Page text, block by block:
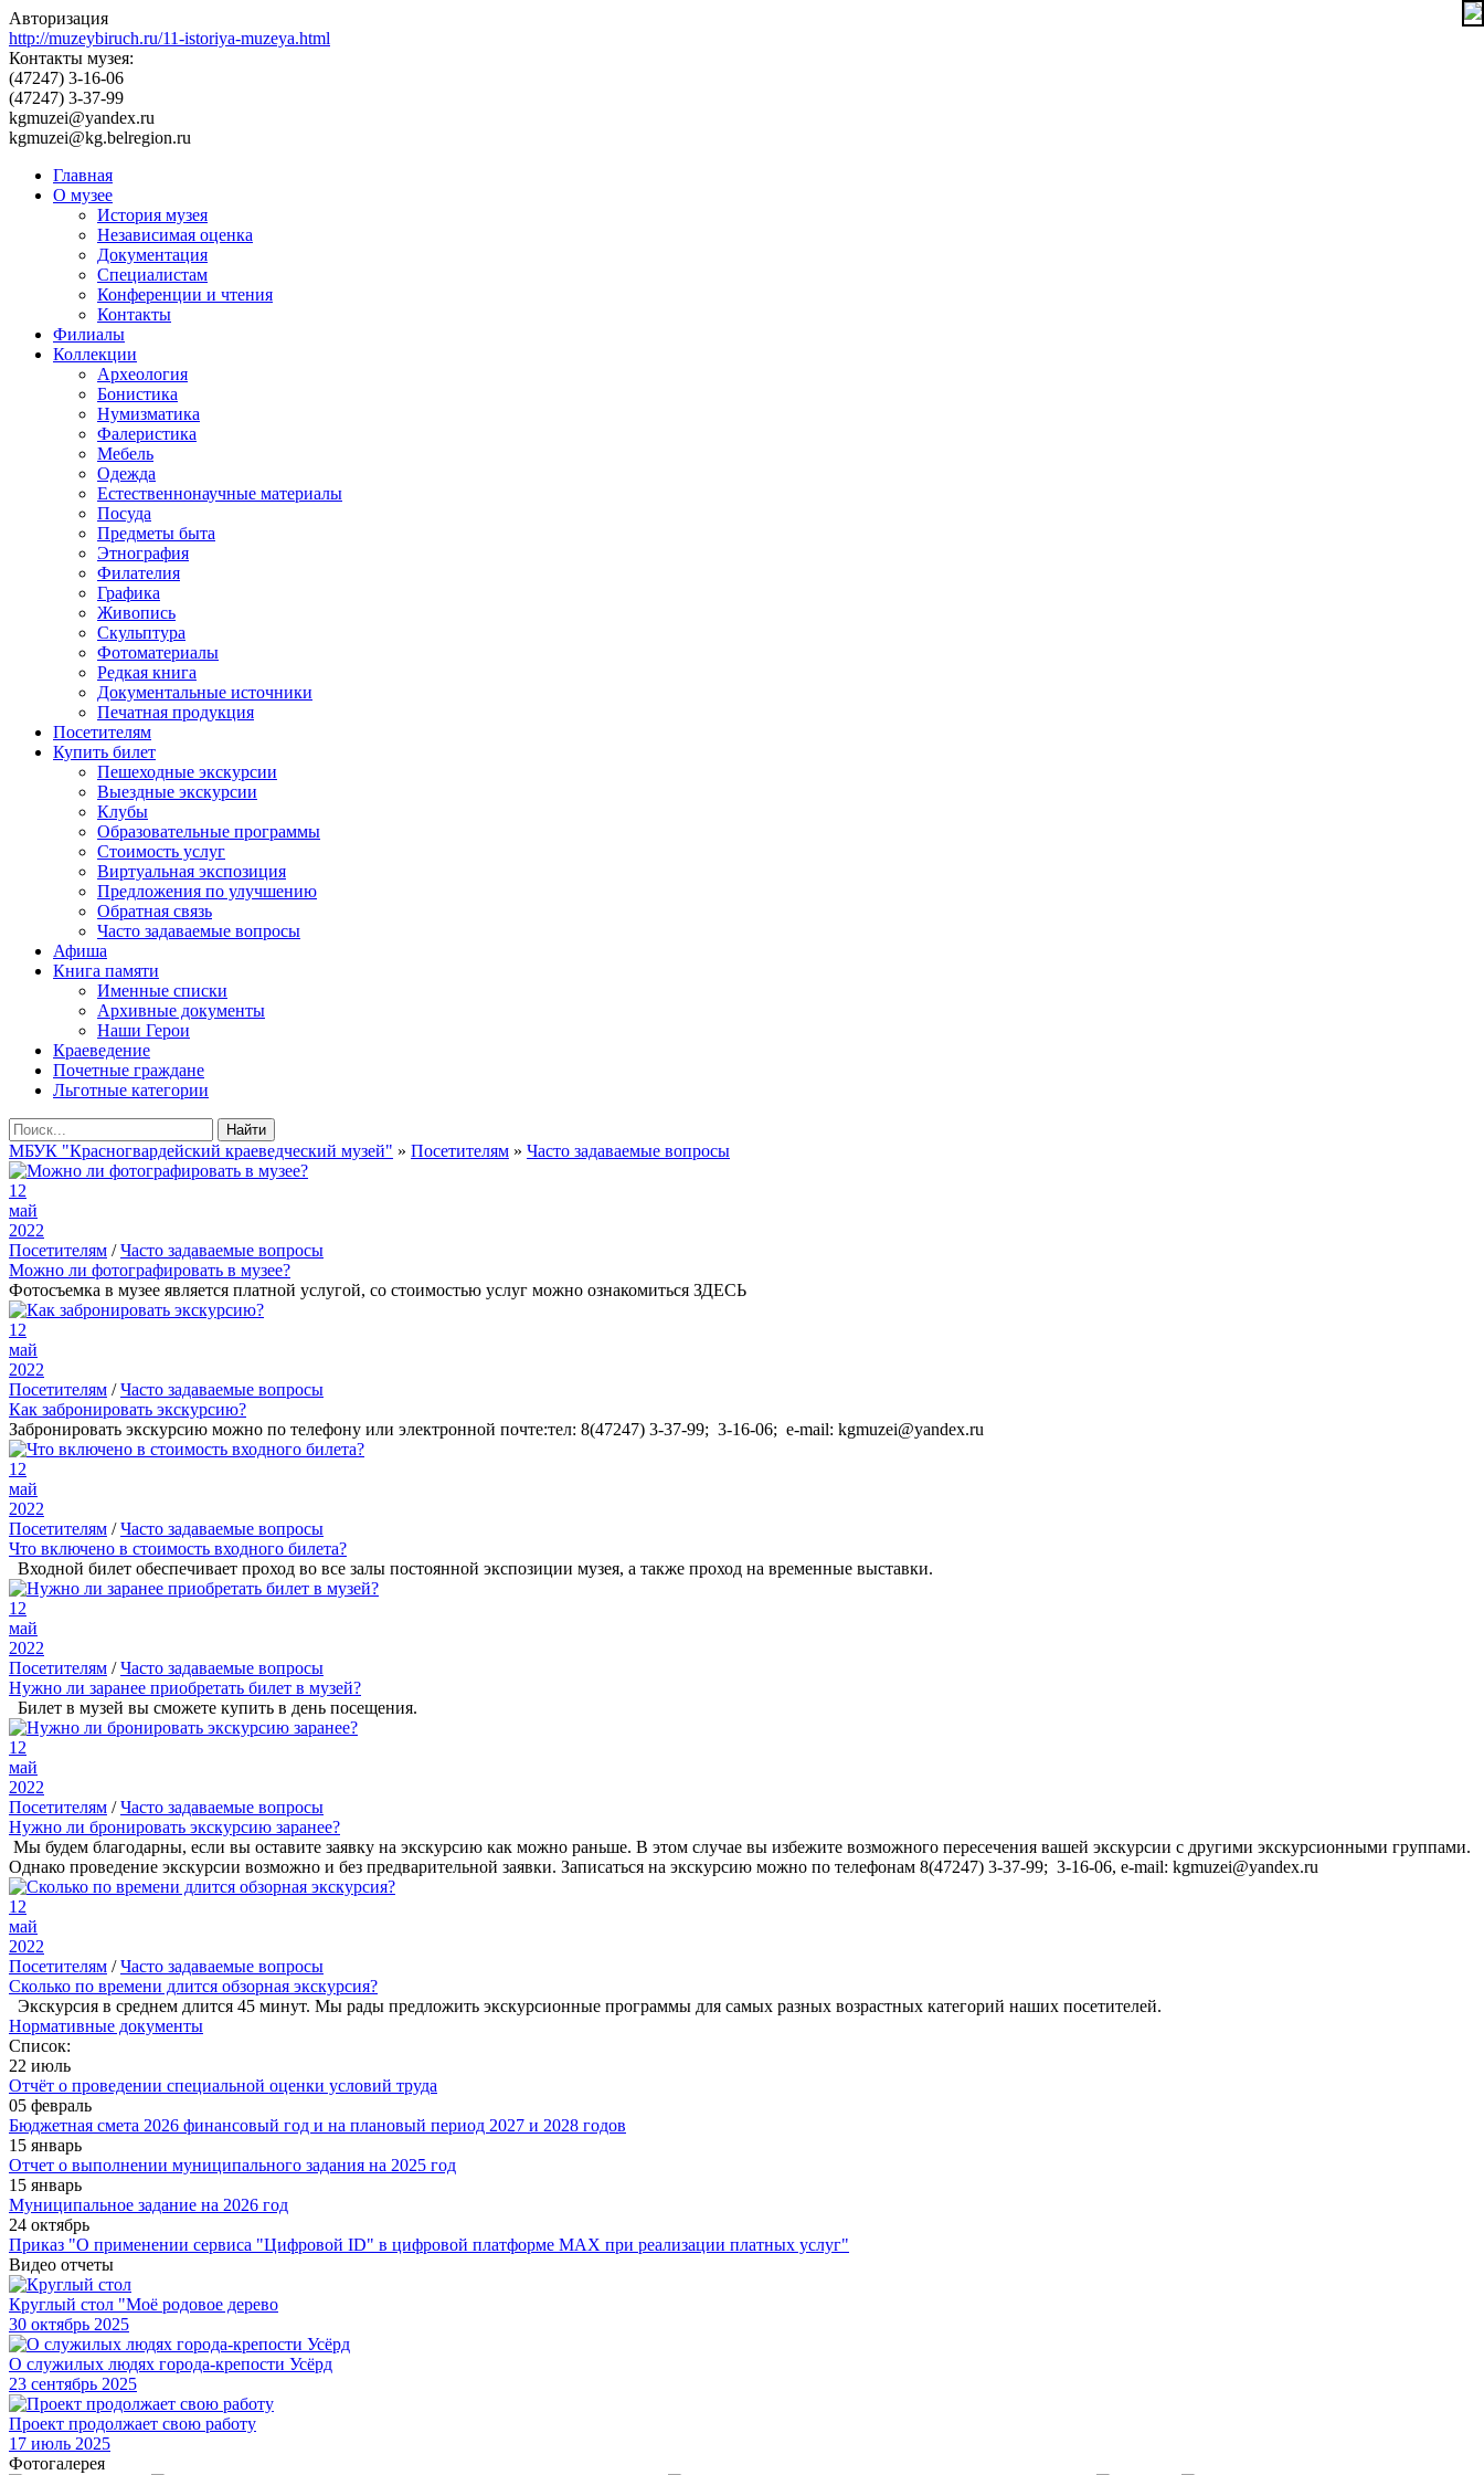
Авторизация
http://muzeybiruch.ru/11-istoriya-muzeya.html
Контакты музея:
(47247) 3-16-06
(47247) 3-37-99
kgmuzei@yandex.ru
kgmuzei@kg.belregion.ru
Главная
О музее
История музея
Независимая оценка
Документация
Специалистам
Конференции и чтения
Контакты
Филиалы
Коллекции
Археология
Бонистика
Нумизматика
Фалеристика
Мебель
Одежда
Естественнонаучные материалы
Посуда
Предметы быта
Этнография
Филателия
Графика
Живопись
Скульптура
Фотоматериалы
Редкая книга
Документальные источники
Печатная продукция
Посетителям
Купить билет
Пешеходные экскурсии
Выездные экскурсии
Клубы
Образовательные программы
Стоимость услуг
Виртуальная экспозиция
Предложения по улучшению
Обратная связь
Часто задаваемые вопросы
Афиша
Книга памяти
Именные списки
Архивные документы
Наши Герои
Краеведение
Почетные граждане
Льготные категории
Найти
МБУК "Красногвардейский краеведческий музей" » Посетителям » Часто задаваемые вопросы
12
май
2022
Посетителям /Часто задаваемые вопросы
Можно ли фотографировать в музее?
Фотосъемка в музее является платной услугой, со стоимостью услуг можно ознакомиться ЗДЕСЬ
12
май
2022
Посетителям /Часто задаваемые вопросы
Как забронировать экскурсию?
Забронировать экскурсию можно по телефону или электронной почте:тел: 8(47247) 3-37-99; 3-16-06; e-mail: kgmuzei@yandex.ru
12
май
2022
Посетителям /Часто задаваемые вопросы
Что включено в стоимость входного билета?
Входной билет обеспечивает проход во все залы постоянной экспозиции музея, а также проход на временные выставки.
12
май
2022
Посетителям /Часто задаваемые вопросы
Нужно ли заранее приобретать билет в музей?
Билет в музей вы сможете купить в день посещения.
12
май
2022
Посетителям /Часто задаваемые вопросы
Нужно ли бронировать экскурсию заранее?
Мы будем благодарны, если вы оставите заявку на экскурсию как можно раньше. В этом случае вы избежите возможного пересечения вашей экскурсии с другими экскурсионными группами.
Однако проведение экскурсии возможно и без предварительной заявки. Записаться на экскурсию можно по телефонам 8(47247) 3-37-99; 3-16-06, e-mail: kgmuzei@yandex.ru
12
май
2022
Посетителям /Часто задаваемые вопросы
Сколько по времени длится обзорная экскурсия?
Экскурсия в среднем длится 45 минут. Мы рады предложить экскурсионные программы для самых разных возрастных категорий наших посетителей.
Нормативные документы
Список:
22 июль
Отчёт о проведении специальной оценки условий труда
05 февраль
Бюджетная смета 2026 финансовый год и на плановый период 2027 и 2028 годов
15 январь
Отчет о выполнении муниципального задания на 2025 год
15 январь
Муниципальное задание на 2026 год
24 октябрь
Приказ "О применении сервиса "Цифровой ID" в цифровой платформе МАХ при реализации платных услуг"
Видео отчеты
Круглый стол "Моё родовое дерево
30 октябрь 2025
О служилых людях города-крепости Усёрд
23 сентябрь 2025
Проект продолжает свою работу
17 июль 2025
Фотогалерея